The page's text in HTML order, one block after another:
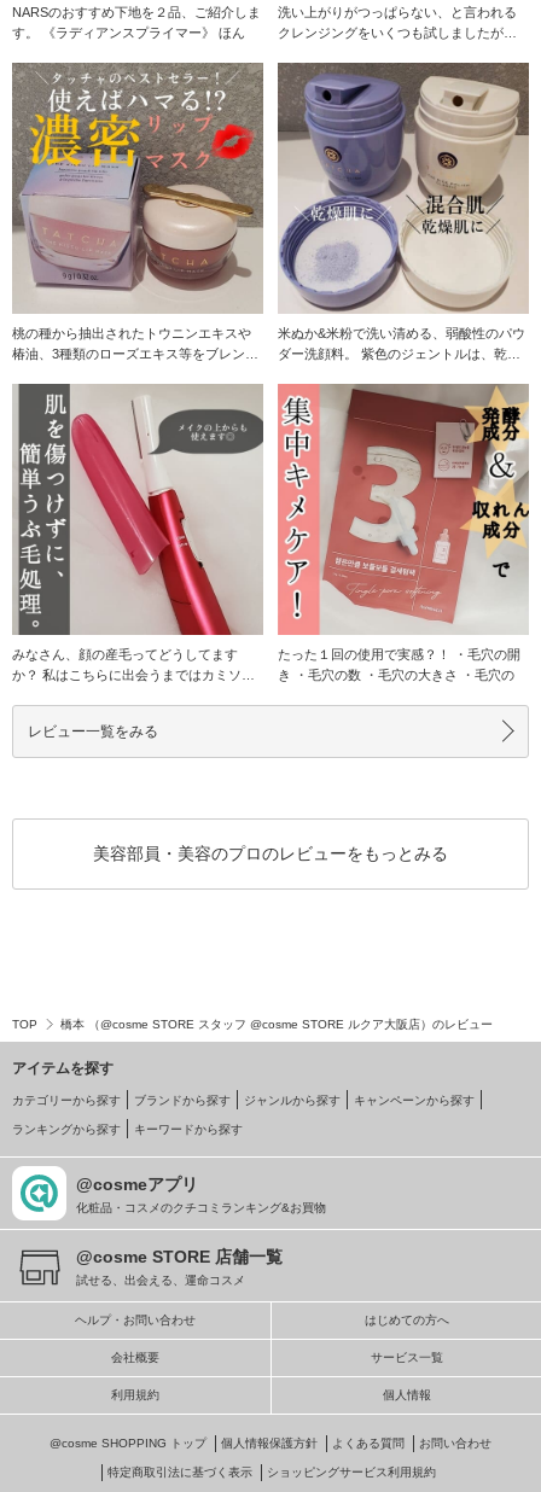
NARSのおすすめ下地を２品、ご紹介しま
す。 《ラディアンスプライマー》 ほん
洗い上がりがつっぱらない、と言われる
クレンジングをいくつも試しましたが、
桃の種から抽出されたトウニンエキスや
椿油、3種類のローズエキス等をブレンド
米ぬか&米粉で洗い清める、弱酸性のパウ
ダー洗顔料。 紫色のジェントルは、乾燥
みなさん、顔の産毛ってどうしてます
か？ 私はこちらに出会うまではカミソリ
たった１回の使用で実感？！ ・毛穴の開
き ・毛穴の数 ・毛穴の大きさ ・毛穴の
レビュー一覧をみる
美容部員・美容のプロのレビューをもっとみる
TOP 橋本 （@cosme STORE スタッフ @cosme STORE ルクア大阪店）のレビュー
アイテムを探す
カテゴリーから探す ブランドから探す ジャンルから探す キャンペーンから探す
ランキングから探す キーワードから探す
@cosmeアプリ
化粧品・コスメのクチコミランキング&お買物
@cosme STORE 店舗一覧
試せる、出会える、運命コスメ
ヘルプ・お問い合わせ はじめての方へ
会社概要 サービス一覧
利用規約 個人情報
@cosme SHOPPING トップ 個人情報保護方針 よくある質問 お問い合わせ
特定商取引法に基づく表示 ショッピングサービス利用規約